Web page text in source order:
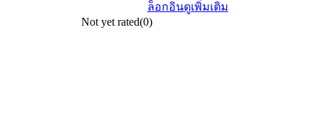
ล็อกอินดูเพิ่มเติม
Not yet rated(0)